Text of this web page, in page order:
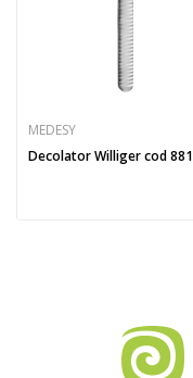
MEDESY
Decolator Williger cod 881